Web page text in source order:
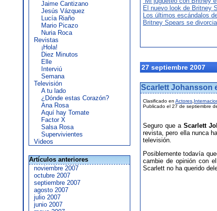
Jaime Cantizano
Jesús Vázquez
Lucía Riaño
Mario Picazo
Nuria Roca
Revistas
¡Hola!
Diez Minutos
Elle
Interviú
Semana
Televisión
A tu lado
¿Dónde estas Corazón?
Ana Rosa
Aquí hay Tomate
Factor X
Salsa Rosa
Supervivientes
Videos
Artículos anteriores
noviembre 2007
octubre 2007
septiembre 2007
agosto 2007
julio 2007
junio 2007
El nuevo look de Britney
Los últimos escándalos
Britney Spears se
27 septiembre 2007
Scarlett Johansson
Clasificado en Actores
Publicado el 27 de septiembre
Seguro que a Scarlett
revista, pero ella nunca
televisión.
Posiblemente todavía
cambie de opinión con
Scarlett no ha querido